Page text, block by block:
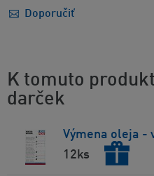
Doporučiť
K tomuto
darček
Výmena oleja -
12ks